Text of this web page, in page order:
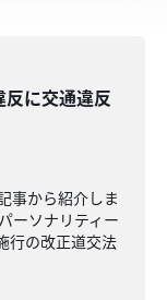
反に交通違反
事から紹介しま
ーソナリティー
行の改正道交法